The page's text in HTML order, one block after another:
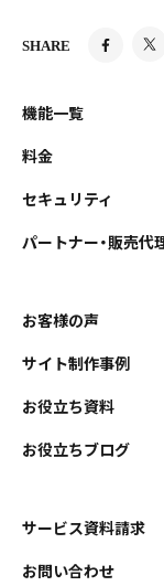
SHARE
機能一覧
料金
セキュリティ
パートナー・販売代
お客様の声
サイト制作事例
お役立ち資料
お役立ちブログ
サービス資料請求
お問い合わせ